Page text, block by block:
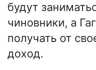
будут
чиновники, а
получать от
доход.